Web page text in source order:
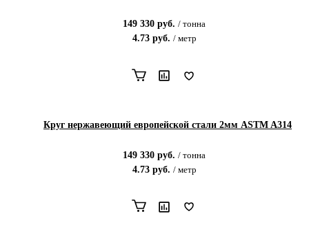
149 330 руб. / тонна
4.73руб. / метр
Круг нержавеющий европейской стали 2мм ASTM A314
149 330 руб. / тонна
4.73руб. / метр